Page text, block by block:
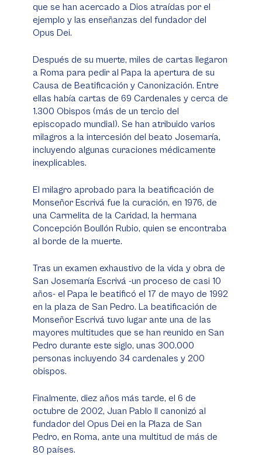
que se han acercado a Dios atraídas por el
ejemplo y las enseñanzas del fundador del
Opus Dei.
Después de su muerte, miles de cartas llegaron
a Roma para pedir al Papa la apertura de su
Causa de Beatificación y Canonización. Entre
ellas había cartas de 69 Cardenales y cerca de
1.300 Obispos (más de un tercio del
episcopado mundial). Se han atribuido varios
milagros a la intercesión del beato Josemaría,
incluyendo algunas curaciones médicamente
inexplicables.
El milagro aprobado para la beatificación de
Monseñor Escrivá fue la curación, en 1976, de
una Carmelita de la Caridad, la hermana
Concepción Boullón Rubio, quien se encontraba
al borde de la muerte.
Tras un examen exhaustivo de la vida y obra de
San Josemaría Escrivá -un proceso de casi 10
años- el Papa le beatificó el 17 de mayo de 1992
en la plaza de San Pedro. La beatificación de
Monseñor Escrivá tuvo lugar ante una de las
mayores multitudes que se han reunido en San
Pedro durante este siglo, unas 300.000
personas incluyendo 34 cardenales y 200
obispos.
Finalmente, diez años más tarde, el 6 de
octubre de 2002, Juan Pablo II canonizó al
fundador del Opus Dei en la Plaza de San
Pedro, en Roma, ante una multitud de más de
80 países.